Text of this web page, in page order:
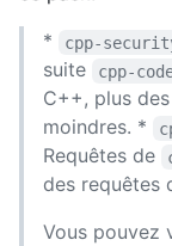
*
cpp-
suite
cpp-
C++, plus
moindres. *
Requêtes de
des requêtes
Vous pouvez